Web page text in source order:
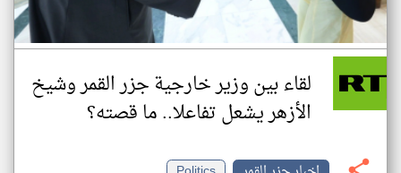
لقاء بين وزير خارجية جزر القمر وشيخ
الأزهر يشعل تفاعلا.. ما قصته؟